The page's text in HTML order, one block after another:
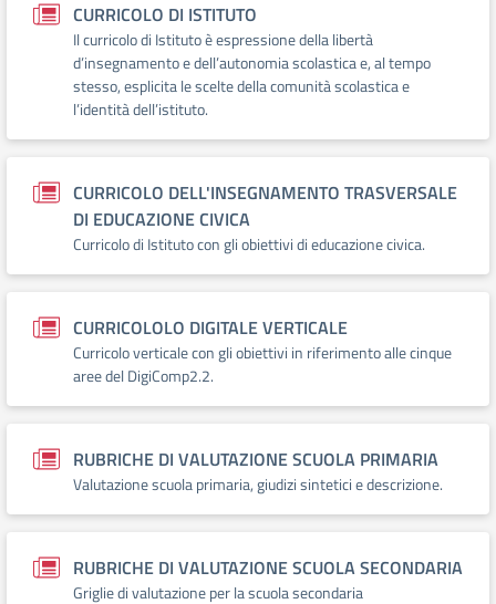
CURRICOLO DI ISTITUTO
Il curricolo di Istituto è espressione della libertà
d’insegnamento e dell’autonomia scolastica e, al tempo
stesso, esplicita le scelte della comunità scolastica e
l’identità dell’istituto.
CURRICOLO DELL'INSEGNAMENTO TRASVERSALE
DI EDUCAZIONE CIVICA
Curricolo di Istituto con gli obiettivi di educazione civica.
CURRICOLOLO DIGITALE VERTICALE
Curricolo verticale con gli obiettivi in riferimento alle cinque
aree del DigiComp2.2.
RUBRICHE DI VALUTAZIONE SCUOLA PRIMARIA
Valutazione scuola primaria, giudizi sintetici e descrizione.
RUBRICHE DI VALUTAZIONE SCUOLA SECONDARIA
Griglie di valutazione per la scuola secondaria